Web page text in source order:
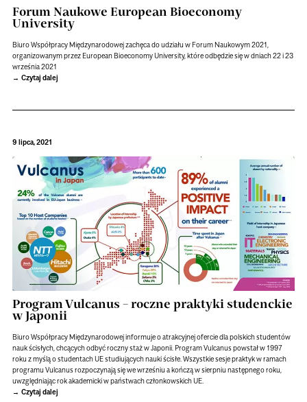
Forum Naukowe European Bioeconomy
University
Biuro Współpracy Międzynarodowej zachęca do udziału w Forum Naukowym 2021,
organizowanym przez European Bioeconomy University, które odbędzie się w dniach 22 i 23
września 2021
Czytaj dalej
9 lipca, 2021
Program Vulcanus – roczne praktyki studenckie
w Japonii
Biuro Współpracy Międzynarodowej informuje o atrakcyjnej ofercie dla polskich studentów
nauk ścisłych, chcących odbyć roczny staż w Japonii. Program Vulcanus powstał w 1997
roku z myślą o studentach UE studiujących nauki ścisłe. Wszystkie sesje praktyk w ramach
programu Vulcanus rozpoczynają się we wrześniu a kończą w sierpniu następnego roku,
uwzględniając rok akademicki w państwach członkowskich UE.
Czytaj dalej